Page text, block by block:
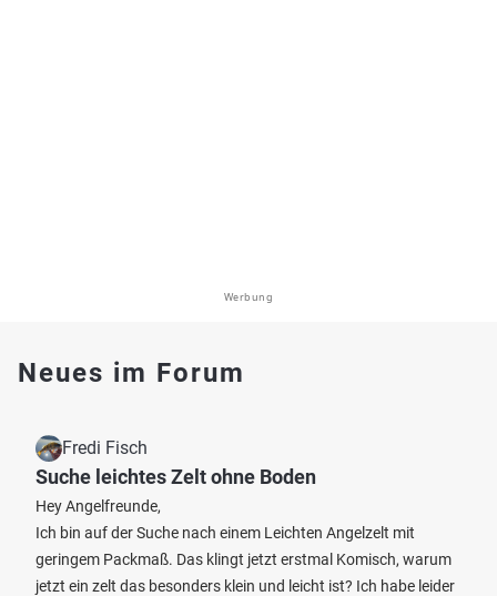
Werbung
Neues im Forum
Fredi Fisch
Suche leichtes Zelt ohne Boden
Hey Angelfreunde,
Ich bin auf der Suche nach einem Leichten Angelzelt mit
geringem Packmaß. Das klingt jetzt erstmal Komisch, warum
jetzt ein zelt das besonders klein und leicht ist? Ich habe leider